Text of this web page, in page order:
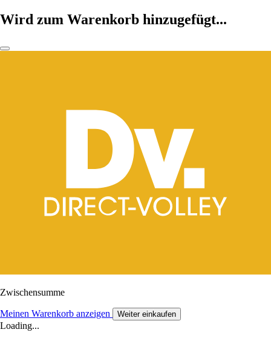
Wird zum Warenkorb hinzugefügt...
Zwischensumme
Meinen Warenkorb anzeigen Weiter einkaufen
Loading...